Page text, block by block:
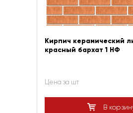
Кирпич керамический
красный бархат 1 НФ
Цена за шт
В